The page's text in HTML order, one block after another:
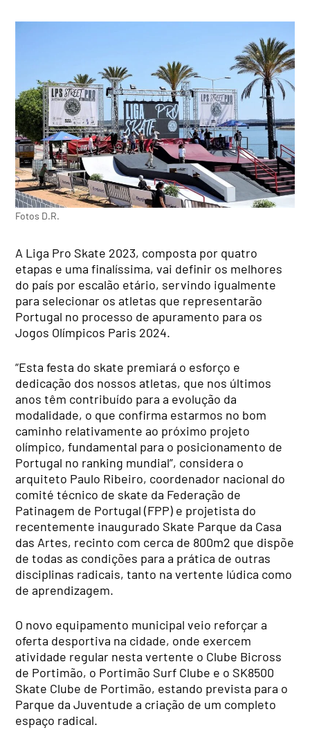
Fotos D.R.
A Liga Pro Skate 2023, composta por quatro
etapas e uma finalíssima, vai definir os melhores
do país por escalão etário, servindo igualmente
para selecionar os atletas que representarão
Portugal no processo de apuramento para os
Jogos Olímpicos Paris 2024.
“Esta festa do skate premiará o esforço e
dedicação dos nossos atletas, que nos últimos
anos têm contribuído para a evolução da
modalidade, o que confirma estarmos no bom
caminho relativamente ao próximo projeto
olímpico, fundamental para o posicionamento de
Portugal no ranking mundial”, considera o
arquiteto Paulo Ribeiro, coordenador nacional do
comité técnico de skate da Federação de
Patinagem de Portugal (FPP) e projetista do
recentemente inaugurado Skate Parque da Casa
das Artes, recinto com cerca de 800m2 que dispõe
de todas as condições para a prática de outras
disciplinas radicais, tanto na vertente lúdica como
de aprendizagem.
O novo equipamento municipal veio reforçar a
oferta desportiva na cidade, onde exercem
atividade regular nesta vertente o Clube Bicross
de Portimão, o Portimão Surf Clube e o SK8500
Skate Clube de Portimão, estando prevista para o
Parque da Juventude a criação de um completo
espaço radical.